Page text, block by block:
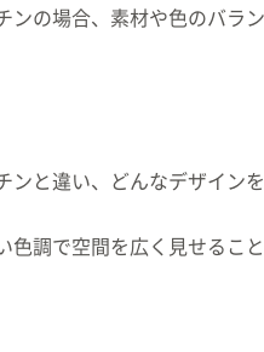
ンの場合、素材や色のバラ
ンと違い、どんなデザイン
色調で空間を広く見せるこ